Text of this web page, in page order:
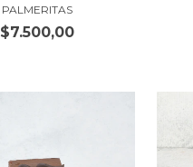
PALMERITAS
$7.500,00